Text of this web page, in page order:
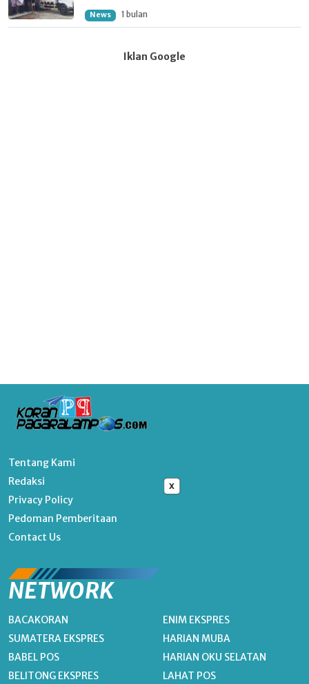
News 1 bulan
x
Iklan Google
Tentang Kami
Redaksi
Privacy Policy
Pedoman Pemberitaan
Contact Us
NETWORK
BACAKORAN
SUMATERA EKSPRES
BABEL POS
BELITONG EKSPRES
ENIM EKSPRES
HARIAN MUBA
HARIAN OKU SELATAN
LAHAT POS